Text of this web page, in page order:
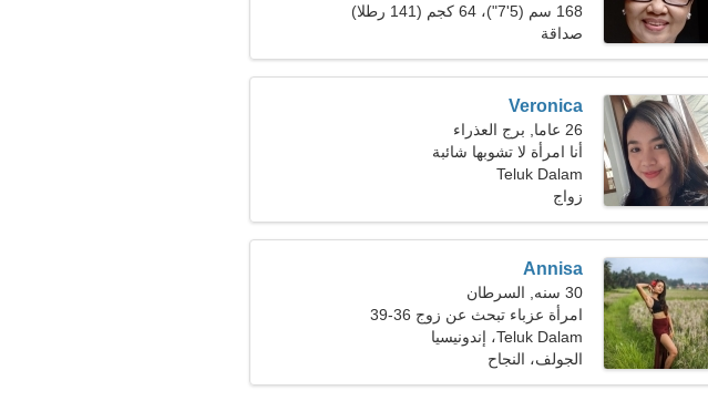
168 سم (5'7")، 64 كجم (141 رطلا)
صداقة
Veronica
26 عاما, برج العذراء
أنا امرأة لا تشوبها شائبة
Teluk Dalam
زواج
Annisa
30 سنه, السرطان
امرأة عزباء تبحث عن زوج 36-39
Teluk Dalam، إندونيسيا
الجولف، النجاح